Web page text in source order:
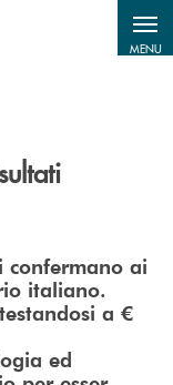
MENU
confermano ai
italiano.
a €
ed